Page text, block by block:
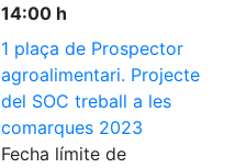
14:00 h
1 plaça de Prospector
agroalimentari. Projecte
del SOC treball a les
comarques 2023
Fecha límite de